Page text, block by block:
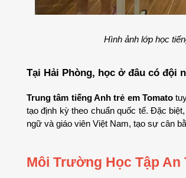
Hình ảnh lớp học
Tại Hải Phòng, học ở đâu có đội
Trung tâm tiếng Anh trẻ em Tomato
tạo định kỳ theo chuẩn quốc tế. Đặc
ngữ và giáo viên Việt Nam, tạo sự cân
Môi Trường Học Tập An